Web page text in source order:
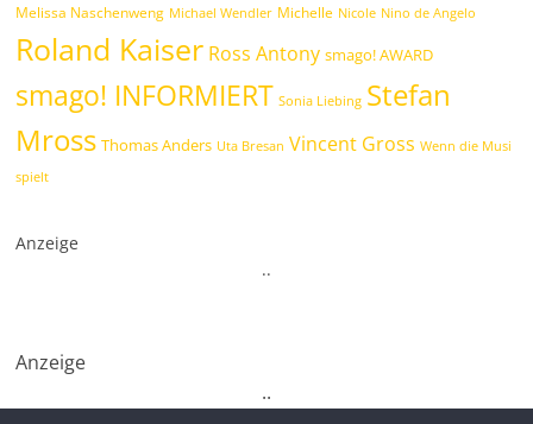
Melissa Naschenweng Michael Wendler Michelle Nicole Nino de Angelo
Roland Kaiser Ross Antony smago! AWARD
smago! INFORMIERT Sonia Liebing Stefan
Mross Thomas Anders Uta Bresan Vincent Gross Wenn die Musi
spielt
Anzeige
..
Anzeige
..